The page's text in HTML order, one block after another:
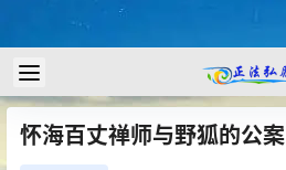
怀海百丈禅师与野狐的公案